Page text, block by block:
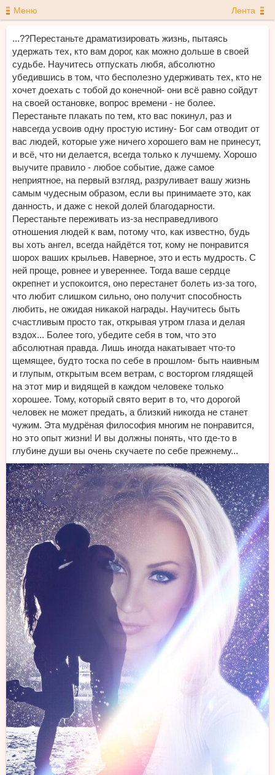
Меню Лента
...??Перестаньте драматизировать жизнь, пытаясь
удержать тех, кто вам дорог, как можно дольше в своей
судьбе. Научитесь отпускать любя, абсолютно
убедившись в том, что бесполезно удерживать тех, кто не
хочет доехать с тобой до конечной- они всё равно сойдут
на своей остановке, вопрос времени - не более.
Перестаньте плакать по тем, кто вас покинул, раз и
навсегда усвоив одну простую истину- Бог сам отводит от
вас людей, которые уже ничего хорошего вам не принесут,
и всё, что ни делается, всегда только к лучшему. Хорошо
выучите правило - любое событие, даже самое
неприятное, на первый взгляд, разруливает вашу жизнь
самым чудесным образом, если вы принимаете это, как
данность, и даже с некой долей благодарности.
Перестаньте переживать из-за несправедливого
отношения людей к вам, потому что, как известно, будь
вы хоть ангел, всегда найдётся тот, кому не понравится
шорох ваших крыльев. Наверное, это и есть мудрость. С
ней проще, ровнее и увереннее. Тогда ваше сердце
окрепнет и успокоится, оно перестанет болеть из-за того,
что любит слишком сильно, оно получит способность
любить, не ожидая никакой награды. Научитесь быть
счастливым просто так, открывая утром глаза и делая
вздох... Более того, убедите себя в том, что это
абсолютная правда. Лишь иногда накатывает что-то
щемящее, будто тоска по себе в прошлом- быть наивным
и глупым, открытым всем ветрам, с восторгом глядящей
на этот мир и видящей в каждом человеке только
хорошее. Тому, который свято верит в то, что дорогой
человек не может предать, а близкий никогда не станет
чужим. Эта мудрёная философия многим не понравится,
но это опыт жизни! И вы должны понять, что где-то в
глубине души вы очень скучаете по себе прежнему...